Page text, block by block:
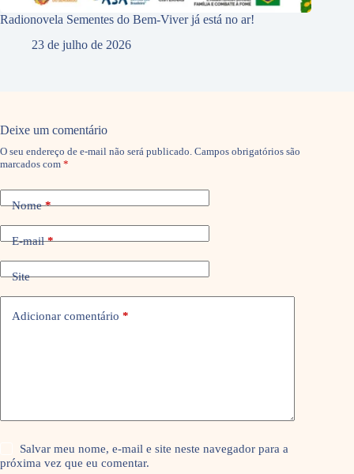
Radionovela Sementes do Bem-Viver já está no ar!
23 de julho de 2026
Deixe um comentário
O seu endereço de e-mail não será publicado. Campos obrigatórios são
marcados com *
Nome*
E-mail*
Site
Adicionar comentário *
Salvar meu nome, e-mail e site neste navegador para a
próxima vez que eu comentar.